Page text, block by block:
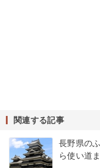
関連する記事
長野県の
ら使い道